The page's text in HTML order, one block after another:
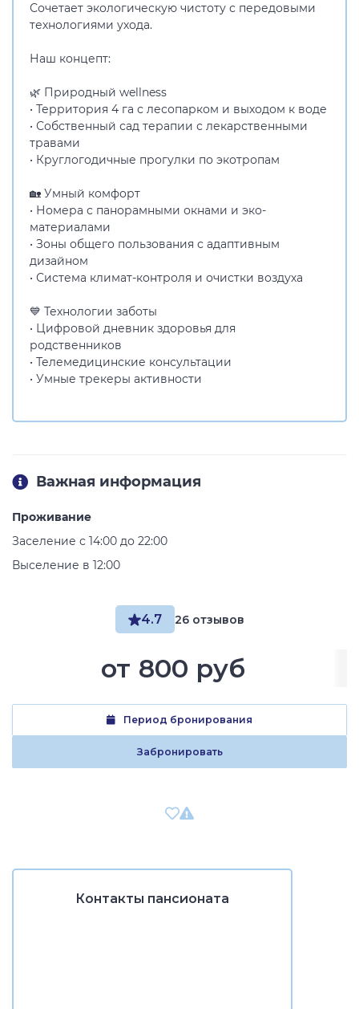
Сочетает экологическую чистоту с передовыми
технологиями ухода.
Наш концепт:
🌿 Природный wellness
• Территория 4 га с лесопарком и выходом к воде
• Собственный сад терапии с лекарственными
травами
• Круглогодичные прогулки по экотропам
🏡 Умный комфорт
• Номера с панорамными окнами и эко-
материалами
• Зоны общего пользования с адаптивным
дизайном
• Система климат-контроля и очистки воздуха
💙 Технологии заботы
• Цифровой дневник здоровья для
родственников
• Телемедицинские консультации
• Умные трекеры активности
4.7 26 отзывов
от 800 руб
Период бронирования
Забронировать
Важная информация
Проживание
Заселение с 14:00 до 22:00
Выселение в 12:00
Контакты пансионата